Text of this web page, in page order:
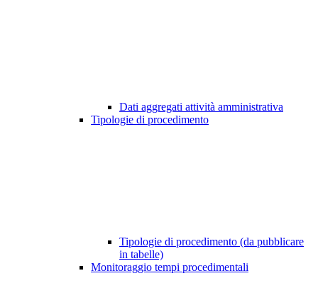
Dati aggregati attività amministrativa
Tipologie di procedimento
Tipologie di procedimento (da pubblicare
in tabelle)
Monitoraggio tempi procedimentali